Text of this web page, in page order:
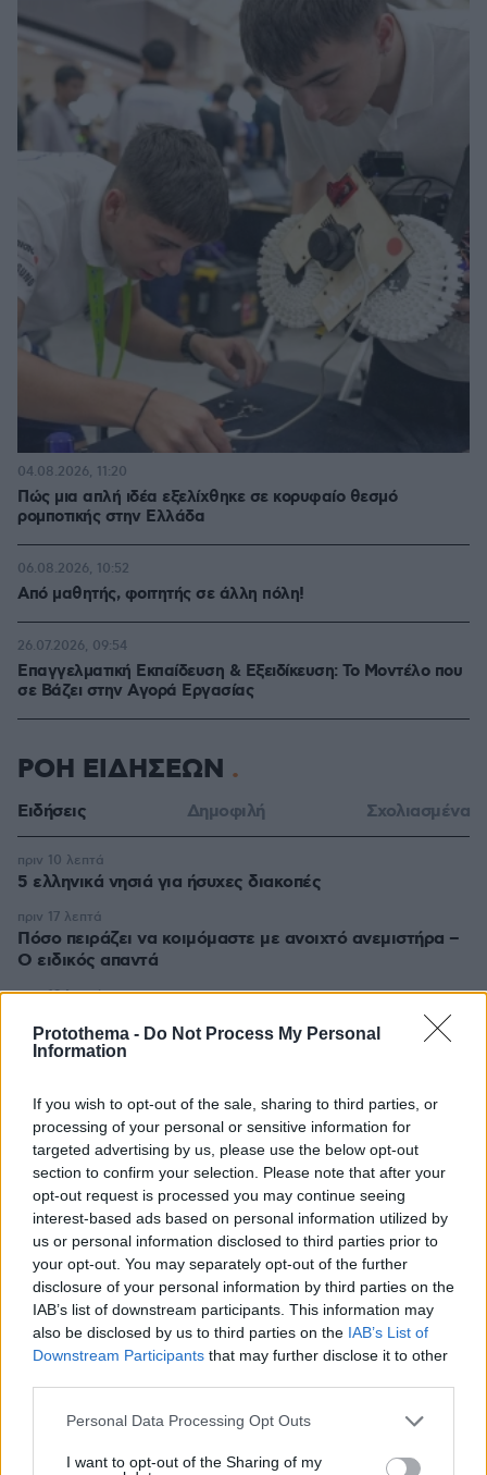
Protothema - Do Not Process My Personal
Information
If you wish to opt-out of the sale, sharing to third parties, or
processing of your personal or sensitive information for
targeted advertising by us, please use the below opt-out
section to confirm your selection. Please note that after your
opt-out request is processed you may continue seeing
interest-based ads based on personal information utilized by
us or personal information disclosed to third parties prior to
your opt-out. You may separately opt-out of the further
disclosure of your personal information by third parties on the
IAB’s list of downstream participants. This information may
also be disclosed by us to third parties on the IAB’s List of
Downstream Participants that may further disclose it to other
Please note that this website/app uses one or more Google
not limited to your visit or usage behaviour. You may click to
Personal Data Processing Opt Outs
I want to opt-out of the Sharing of my
Πώς μια απλή ιδέα εξελίχθηκε σε κορυφαίο θεσμό
ρομποτικής στην Ελλάδα
04.08.2026, 11:20
Από μαθητής, φοιτητής σε άλλη πόλη!
06.08.2026, 10:52
Επαγγελματική Εκπαίδευση & Εξειδίκευση: Το Mοντέλο που
σε Bάζει στην Aγορά Eργασίας
26.07.2026, 09:54
ΡΟΗ ΕΙΔΗΣΕΩΝ
Ειδήσεις Δημοφιλή Σχολιασμένα
5 ελληνικά νησιά για ήσυχες διακοπές
πριν 10 λεπτά
Πόσο πειράζει να κοιμόμαστε με ανοιχτό ανεμιστήρα –
Ο ειδικός απαντά
πριν 17 λεπτά
DIY beauty: Δέκα συν μία celebrities που επιμελλούνται
οι ίδιες τα μαλλιά και το μακιγιάζ τους
πριν 19 λεπτά
Η επιστήμη πίσω από το τέλειο γλυκό του κουταλιού
σταφύλι
Χούθι, το «άλυτο πρόβλημα» της Μέσης Ανατολής: Γιατί
χίλια πλήγματα δεν ήταν αρκετά για να τους
σταματήσουν
πριν 20 λεπτά
Φωτιά στο Σπήλαιο Ορεστιάδας, σηκώθηκε ελικόπτερο
πριν 23 λεπτά
Η Σύμη της αρχοντιάς και του φυσικού πλούτου
πριν 29 λεπτά
Η Σίσσυ Χρηστίδου φωτογραφήθηκε με μονοκίνι σε
πριν 34 λεπτά
Δύο συλλήψεις για παράνομη μεταφορά μεταναστών σε